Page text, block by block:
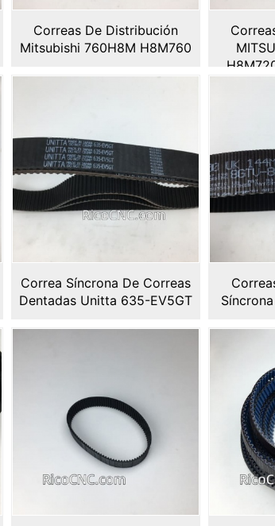
Correas De Distribución
Mitsubishi 760H8M H8M760
Correa Síncrona De Correas
Dentadas Unitta 635-EV5GT